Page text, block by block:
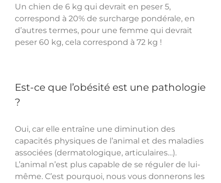
Un chien de 6 kg qui devrait en peser 5,
correspond à 20% de surcharge pondérale, en
d’autres termes, pour une femme qui devrait
peser 60 kg, cela correspond à 72 kg !
Est-ce que l’obésité est une pathologie
?
Oui, car elle entraîne une diminution des
capacités physiques de l’animal et des maladies
associées (dermatologique, articulaires…).
L’animal n’est plus capable de se réguler de lui-
même. C’est pourquoi, nous vous donnerons les